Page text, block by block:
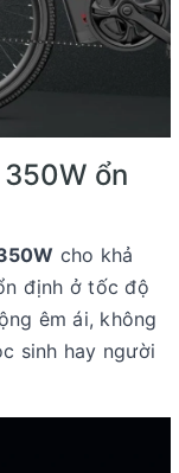
ổn
cho khả
định ở tốc độ
êm ái, không
sinh hay người